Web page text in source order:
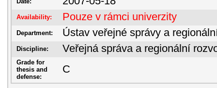
Availability: Pouze v rámci univerzity
Department: Ústav veřejné správy a
Discipline: Veřejná správa a regionální
Grade for
thesis and
defense:
C